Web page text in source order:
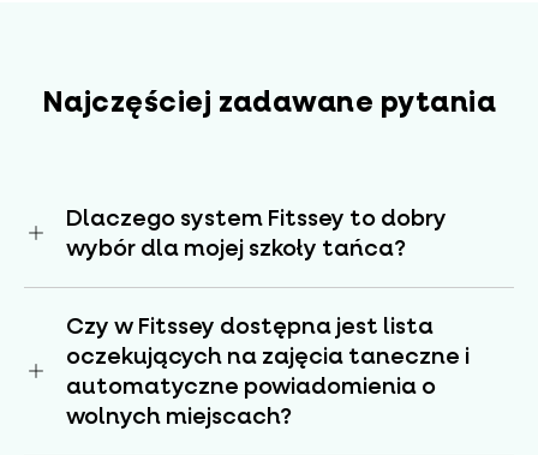
Najczęściej zadawane pytania
Dlaczego system Fitssey to dobry
wybór dla mojej szkoły tańca?
rozwiązaniem do rezerwacji i zarządzania w
studiach pilates. Doskonale sprawdza się
zarówno przy organizacji zajęć grupowych na
macie, jak i sesji na reformerach czy
treningów indywidualnych i konsultacji.
Czy w Fitssey dostępna jest lista
oczekujących na zajęcia taneczne i
automatyczne powiadomienia o
wolnych miejscach?